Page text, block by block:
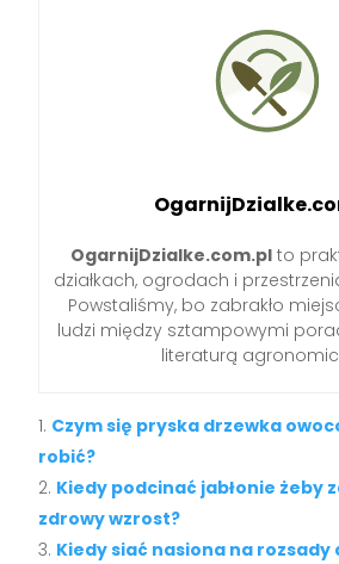
OgarnijDzialke.com.plto
działkach, ogrodach i
Powstaliśmy, bo zabrakło
ludzi między sztampowymi
literaturą
Czym się pryska drzewka
robić?
Kiedy podcinać jabłonie żeby
zdrowy wzrost?
Kiedy siać nasiona na rozsady